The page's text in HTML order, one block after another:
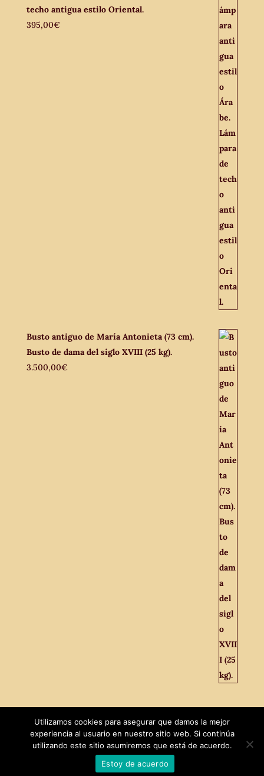
techo antigua estilo Oriental.
395,00€
Busto antiguo de María Antonieta (73 cm).
Busto de dama del siglo XVIII (25 kg).
3.500,00€
MaxTech| El Viejo Odeón © 2021
Utilizamos cookies para asegurar que damos la mejor
experiencia al usuario en nuestro sitio web. Si continúa
utilizando este sitio asumiremos que está de acuerdo.
Estoy de acuerdo